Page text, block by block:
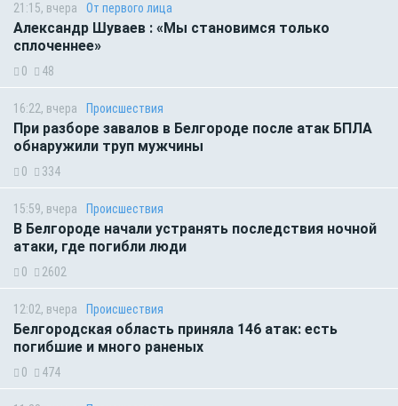
21:15, вчера От первого лица
Александр Шуваев : «Мы становимся только
сплоченнее»
0 48
16:22, вчера Происшествия
При разборе завалов в Белгороде после атак БПЛА
обнаружили труп мужчины
0 334
15:59, вчера Происшествия
В Белгороде начали устранять последствия ночной
атаки, где погибли люди
0 2602
12:02, вчера Происшествия
Белгородская область приняла 146 атак: есть
погибшие и много раненых
0 474